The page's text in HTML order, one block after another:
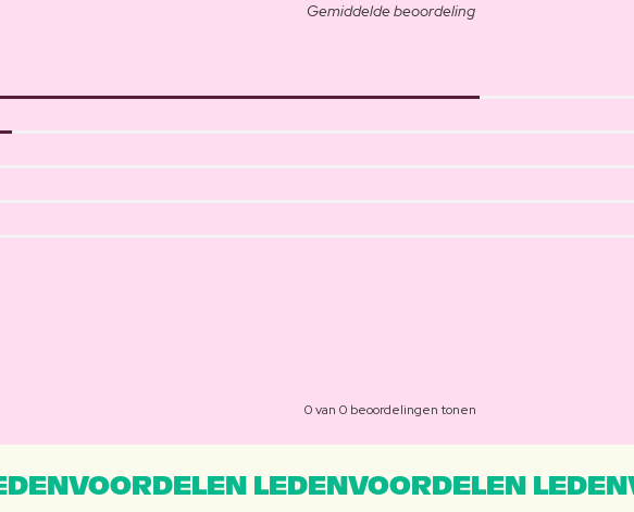
Gemiddelde beoordeling
0 van 0 beoordelingen tonen
LEDENVOORDELEN